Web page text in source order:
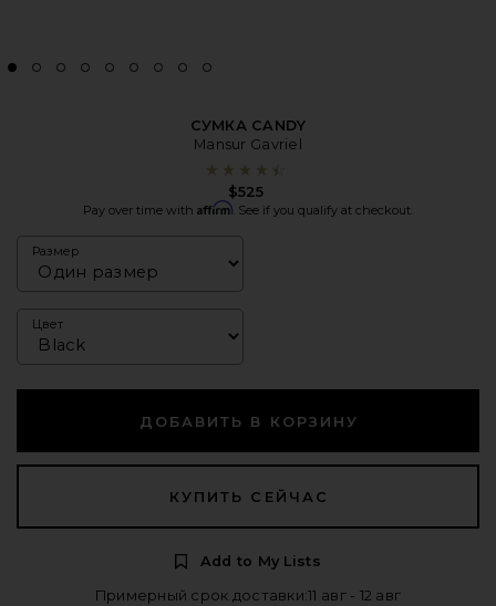
СУМКА CANDY
Mansur Gavriel
$525
Pay over time with Affirm . See if you qualify at checkout.
Размер
Цвет
ДОБАВИТЬ В КОРЗИНУ
КУПИТЬ СЕЙЧАС
Add to My Lists
Примерный срок доставки:11 авг - 12 авг